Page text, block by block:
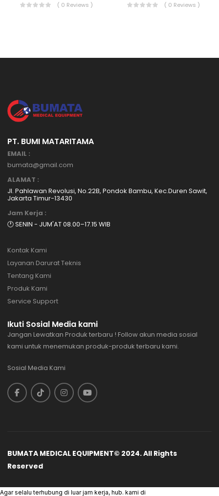
( 0 Reviews ) ( 0 Reviews )
PT. BUMI MATARITAMA
EMAIL :
bumata@gmail.com
ALAMAT :
Jl. Pahlawan Revolusi, No.22B, Pondok Bambu, Kec.Duren Sawit,
Jakarta Timur-13430
Jam Kerja :
🕐 SENIN - JUM'AT 08.00–17.15 WIB
Kontak Kami
Layanan Darurat Teknis
Tentang Kami
Produk Kami
Service Support
Ikuti Sosial Media kami
Jangan Lewatkan Produk terbaru ! Follow akun media sosial
kami untuk menemukan produk-produk terbaru kami.
Sosial Media Kami
BUMATA MEDICAL EQUIPMENT© 2024. All Rights
Reserved
Agar selalu terhubung di luar jam kerja, hub. kami di